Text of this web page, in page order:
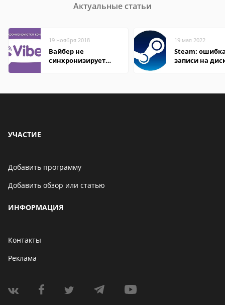
Актуальные статьи
19 ноября 2018
Вайбер не
синхронизирует
19 мая 2022
Steam:
записи на
УЧАСТИЕ
Добавить программу
Добавить обзор или статью
ИНФОРМАЦИЯ
Контакты
Реклама